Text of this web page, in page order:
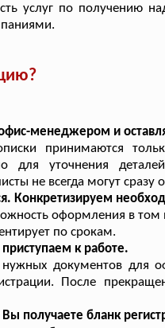
услуг по получению
менеджером и
принимаются
для уточнения
не всегда могут сразу
Конкретизируем
оформления в
по срокам.
к работе.
нужных документов
После
получаете бланк